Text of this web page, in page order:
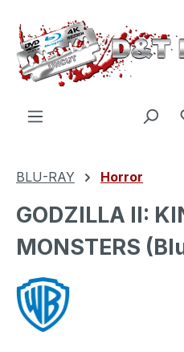
Zum Hauptinhalt springen
BLU-RAY Horror
GODZILLA II:
MONSTERS